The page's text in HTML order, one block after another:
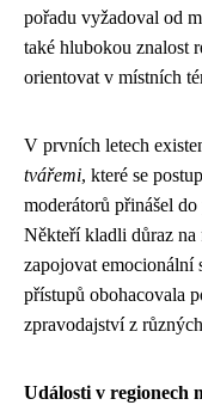
pořadu vyžadoval od
také hlubokou znalost
orientovat v místních
V prvních letech
tvářemi, které se
moderátorů přinášel
Někteří kladli důraz na
zapojovat emocionální
přístupů obohacovala
zpravodajství z
Události v regionech